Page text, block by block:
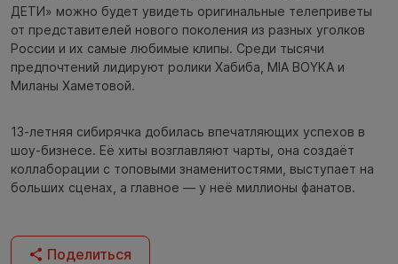
ДЕТИ» можно будет увидеть оригинальные телеприветы
от представителей нового поколения из разных уголков
России и их самые любимые клипы. Среди тысячи
предпочтений лидируют ролики Хабиба, MIA BOYKA и
Миланы Хаметовой.
13-летняя сибирячка добилась впечатляющих успехов в
шоу-бизнесе. Её хиты возглавляют чарты, она создаёт
коллаборации с топовыми знаменитостями, выступает на
больших сценах, а главное — у неё миллионы фанатов.
Поделиться